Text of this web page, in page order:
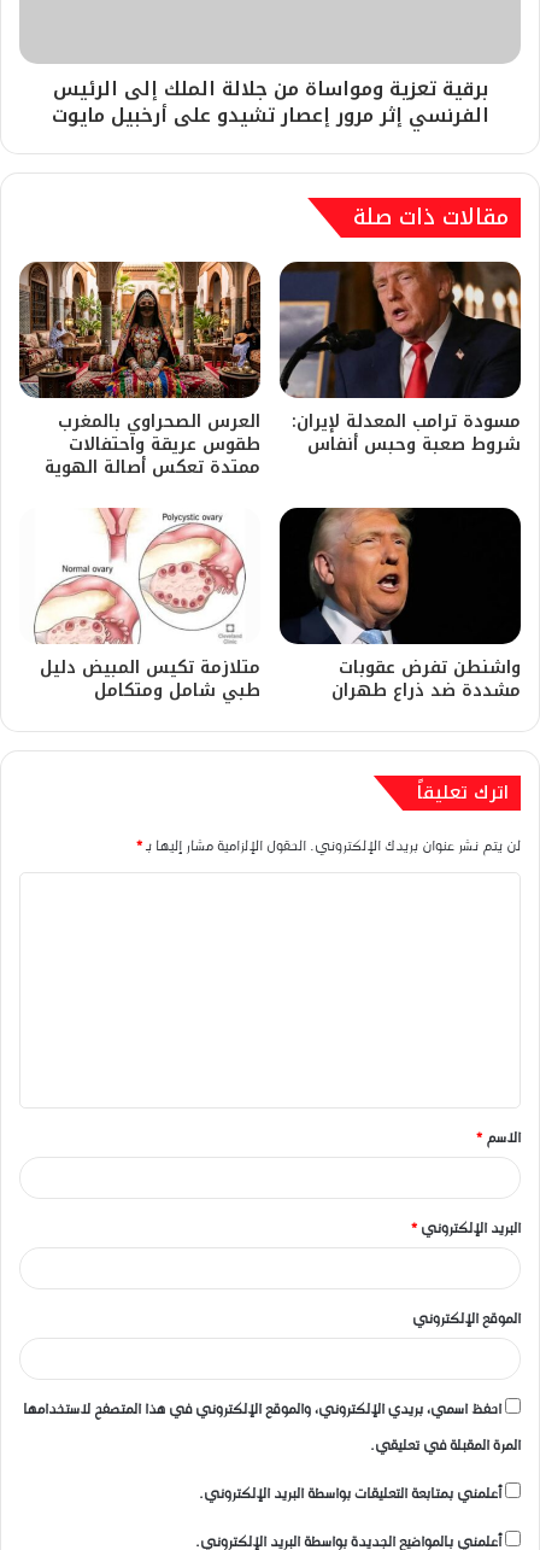
برقية تعزية ومواساة من جلالة الملك إلى الرئيس
الفرنسي إثر مرور إعصار تشيدو على أرخبيل مايوت
مقالات ذات صلة
مسودة ترامب المعدلة لإيران:
شروط صعبة وحبس أنفاس
العرس الصحراوي بالمغرب
طقوس عريقة واحتفالات
ممتدة تعكس أصالة الهوية
واشنطن تفرض عقوبات
مشددة ضد ذراع طهران
متلازمة تكيس المبيض دليل
طبي شامل ومتكامل
اترك تعليقاً
لن يتم نشر عنوان بريدك الإلكتروني. الحقول الإلزامية مشار إليها بـ*
ق
*
الاسم *
البريد الإلكتروني *
الموقع الإلكتروني
احفظ اسمي، بريدي الإلكتروني، والموقع الإلكتروني في هذا المتصفح لاستخدامها
المرة المقبلة في تعليقي.
أعلمني بمتابعة التعليقات بواسطة البريد الإلكتروني.
أعلمني بالمواضيع الجديدة بواسطة البريد الإلكتروني.